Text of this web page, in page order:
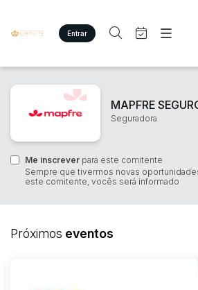
Entrar
Criar conta Entrar
Site
Agenda
Quem Somos
Busca por categoria
Imóveis
Carros
Busca por palavra-chave
Estados Cidade
Quem Somos
MAPFRE
Seguradora
Me inscrever para este comitente
Sempre que tivermos novas
este comitente, vocês será informado
Próximos eventos